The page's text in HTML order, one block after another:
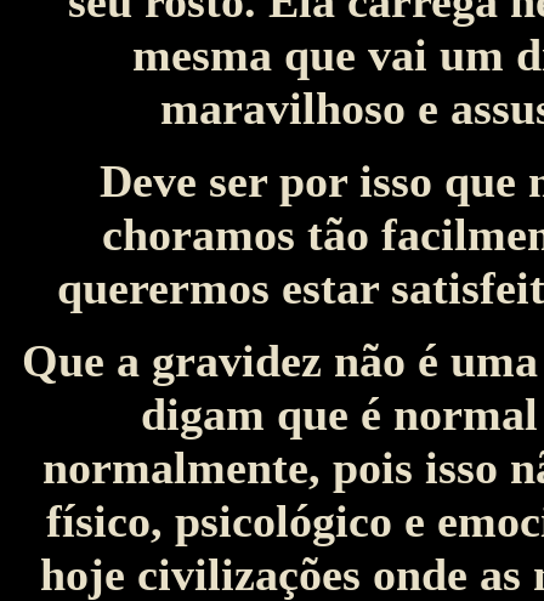
mesma que vai um
maravilhoso e
Deve ser por isso que
choramos tão
querermos estar
Que a gravidez não é
digam que é
normalmente, pois isso
físico, psicológico e
hoje civilizações onde